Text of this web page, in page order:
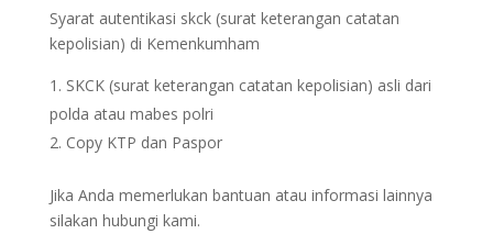
Syarat autentikasi skck (surat keterangan catatan
kepolisian) di Kemenkumham
SKCK (surat keterangan catatan kepolisian) asli dari
polda atau mabes polri
Copy KTP dan Paspor
Jika Anda memerlukan bantuan atau informasi lainnya
silakan hubungi kami.